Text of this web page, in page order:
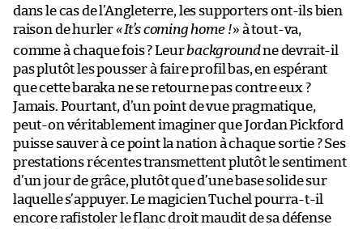
dans le cas de l’Angleterre, les supporters ont-ils bien
raison de hurler«It’s coming home !» à tout-va,
comme à chaque fois ? Leurbackgroundne devrait-il
pas plutôt les pousser à faire profil bas, en espérant
que cette baraka ne se retourne pas contre eux ?
Jamais. Pourtant, d’un point de vue pragmatique,
peut-on véritablement imaginer que Jordan Pickford
puisse sauver à ce point la nation à chaque sortie ? Ses
prestations récentes transmettent plutôt le sentiment
d’un jour de grâce, plutôt que d’une base solide sur
laquelle s’appuyer. Le magicien Tuchel pourra-t-il
encore rafistoler le flanc droit maudit de sa défense